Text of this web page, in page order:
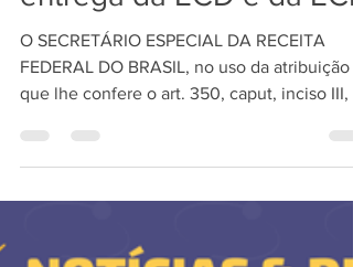
prorroga o prazo de
entrega da ECD e da ECF
O SECRETÁRIO ESPECIAL DA RECEITA